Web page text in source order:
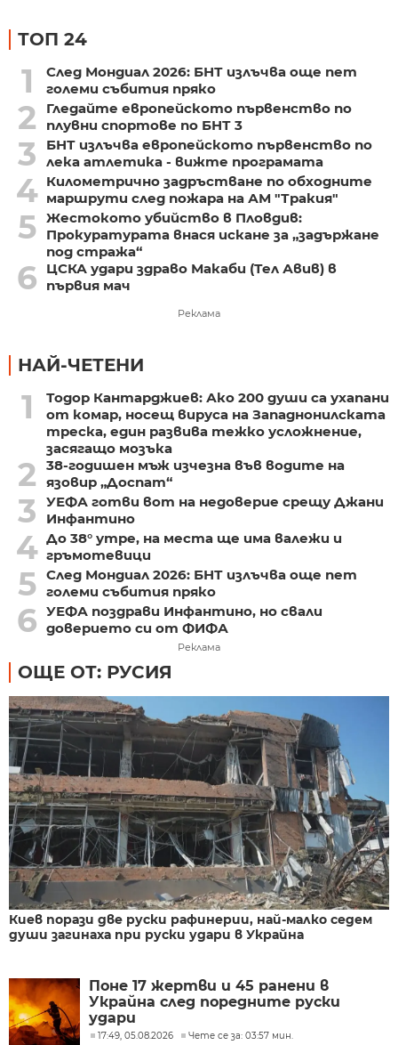
ТОП 24
1
След Мондиал 2026: БНТ излъчва още пет
големи събития пряко
2
Гледайте европейското първенство по
плувни спортове по БНТ 3
3
БНТ излъчва европейското първенство по
лека атлетика - вижте програмата
4 Километрично задръстване по обходните
маршрути след пожара на АМ "Тракия"
5 Жестокото убийство в Пловдив:
Прокуратурата внася искане за „задържане
под стража“
6
ЦСКА удари здраво Макаби (Тел Авив) в
първия мач
Реклама
НАЙ-ЧЕТЕНИ
1
Тодор Кантарджиев: Ако 200 души са ухапани
от комар, носещ вируса на Западнонилската
треска, един развива тежко усложнение,
засягащо мозъка
2
38-годишен мъж изчезна във водите на
язовир „Доспат“
3
УЕФА готви вот на недоверие срещу Джани
Инфантино
4 До 38° утре, на места ще има валежи и
гръмотевици
5 След Мондиал 2026: БНТ излъчва още пет
големи събития пряко
6 УЕФА поздрави Инфантино, но свали
доверието си от ФИФА
Реклама
ОЩЕ ОТ: РУСИЯ
Киев порази две руски рафинерии, най-малко седем
души загинаха при руски удари в Украйна
Поне 17 жертви и 45 ранени в
Украйна след поредните руски
удари
17:49, 05.08.2026 Чете се за: 03:57 мин.